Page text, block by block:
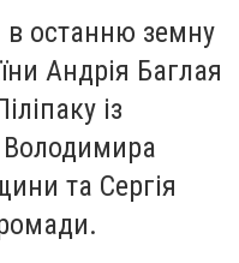
в останню земну
Андрія Баглая
із
Володимира
та Сергія